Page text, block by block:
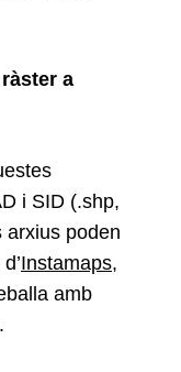
a
i SID (.shp,
arxius poden
Instamaps,
amb